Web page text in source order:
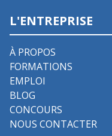
L'ENTREPRISE
À PROPOS
FORMATIONS
EMPLOI
BLOG
CONCOURS
NOUS CONTACTER